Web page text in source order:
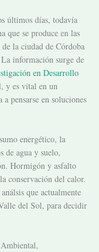
últimos días, todavía
que se produce en las
la ciudad de Córdoba
información surge de
en Desarrollo
y es vital en un
pensarse en soluciones
energético, la
de agua y suelo,
Hormigón y asfalto
conservación del calor.
que actualmente
del Sol, para decidir